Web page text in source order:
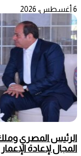
6 أغسطس، 2026
الرئيس المصري
المجال لإعادة